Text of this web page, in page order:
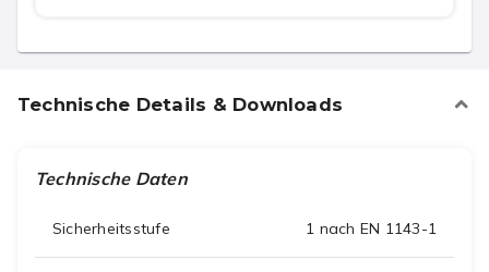
Technische Details & Downloads
Technische Daten
Sicherheitsstufe 1 nach EN 1143-1